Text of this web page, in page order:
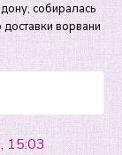
собиралась
ворвани
15:03